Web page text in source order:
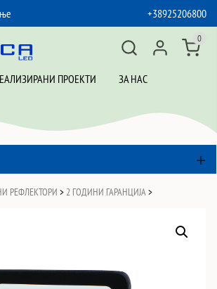
+38925206800
ПРОЕКТИ
ЗА НАС
0
РЕФЛЕКТОРИ > 2 ГОДИНИ ГАРАНЦИЈА >